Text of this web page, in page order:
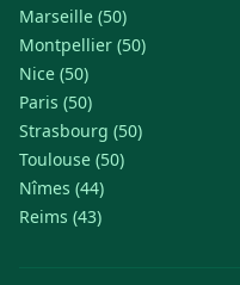
Marseille (50)
Montpellier (50)
Nice (50)
Paris (50)
Strasbourg (50)
Toulouse (50)
Nîmes (44)
Reims (43)